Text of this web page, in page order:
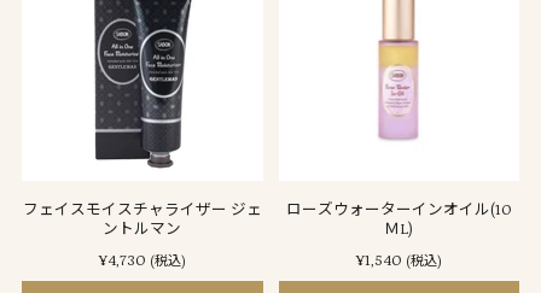
フェイスモイスチャライザー ジェ
ントルマン
¥4,730 (税込)
ローズウォーターインオイル(10
ＭL)
¥1,540 (税込)